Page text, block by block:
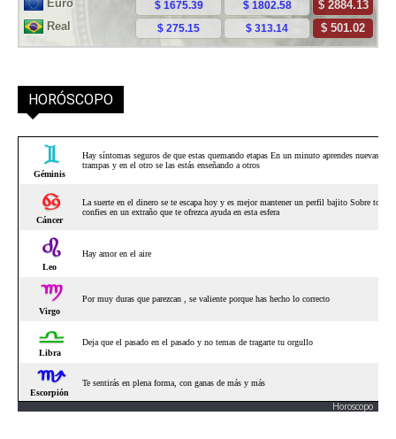
HORÓSCOPO
Horoscopo